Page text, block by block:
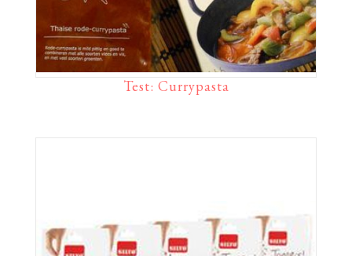
Test: Currypasta